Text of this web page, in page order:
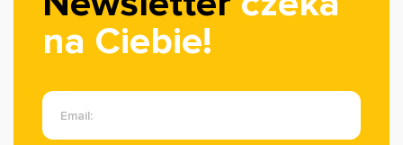
na Ciebie!
Email: